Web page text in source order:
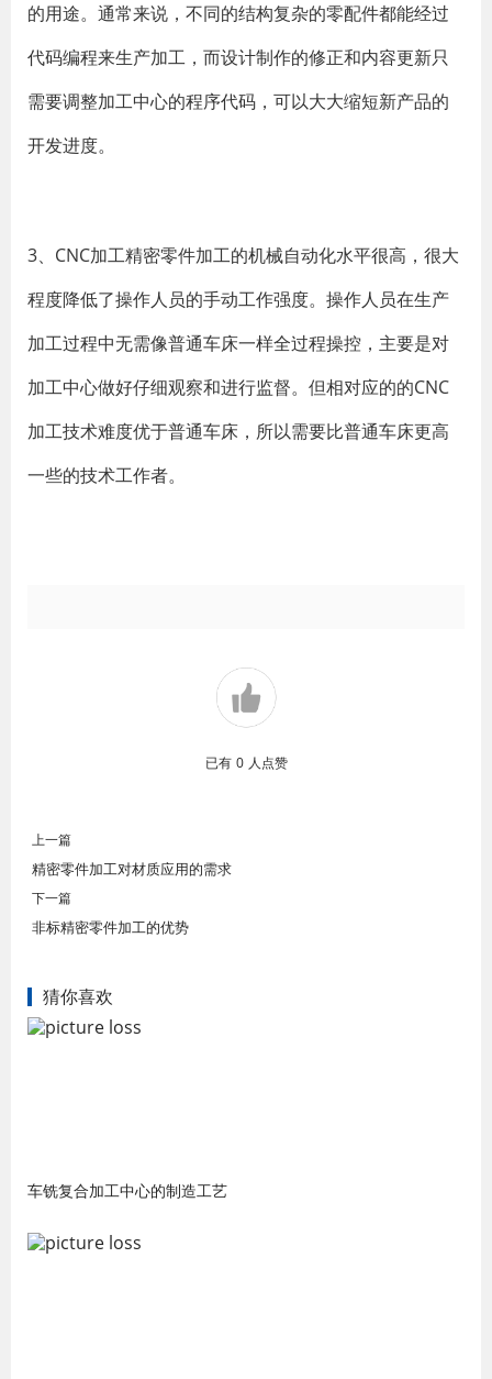
的用途。通常来说，不同的结构复杂的零配件都能经过
代码编程来生产加工，而设计制作的修正和内容更新只
需要调整加工中心的程序代码，可以大大缩短新产品的
开发进度。
3、CNC加工精密零件加工的机械自动化水平很高，很大
程度降低了操作人员的手动工作强度。操作人员在生产
加工过程中无需像普通车床一样全过程操控，主要是对
加工中心做好仔细观察和进行监督。但相对应的的CNC
加工技术难度优于普通车床，所以需要比普通车床更高
一些的技术工作者。
已有 0 人点赞
上一篇
精密零件加工对材质应用的需求
下一篇
非标精密零件加工的优势
猜你喜欢
车铣复合加工中心的制造工艺